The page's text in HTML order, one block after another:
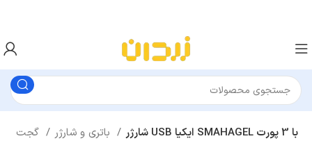
گجت ها شارژر USB ایکیا SMAHAGEL با 3 پورت